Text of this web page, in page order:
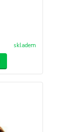
skladem